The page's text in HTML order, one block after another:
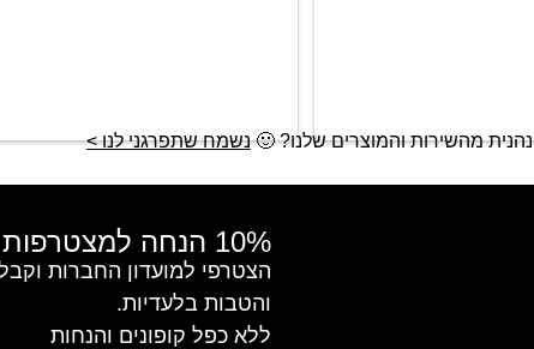
נהנית מהשירות והמוצרים שלנו?🙂 נשמח שתפרגני לנו >
10% הנחה למצטרפות חדשות
והטבות בלעדיות.
ללא כפל קופונים והנחות